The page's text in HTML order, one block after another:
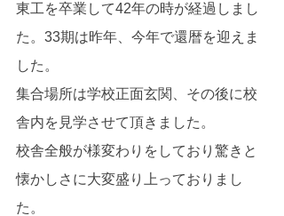
東工を卒業して42年の時が経過しまし
た。33期は昨年、今年で還暦を迎えま
した。
集合場所は学校正面玄関、その後に校
舎内を見学させて頂きました。
校舎全般が様変わりをしており驚きと
懐かしさに大変盛り上っておりまし
た。